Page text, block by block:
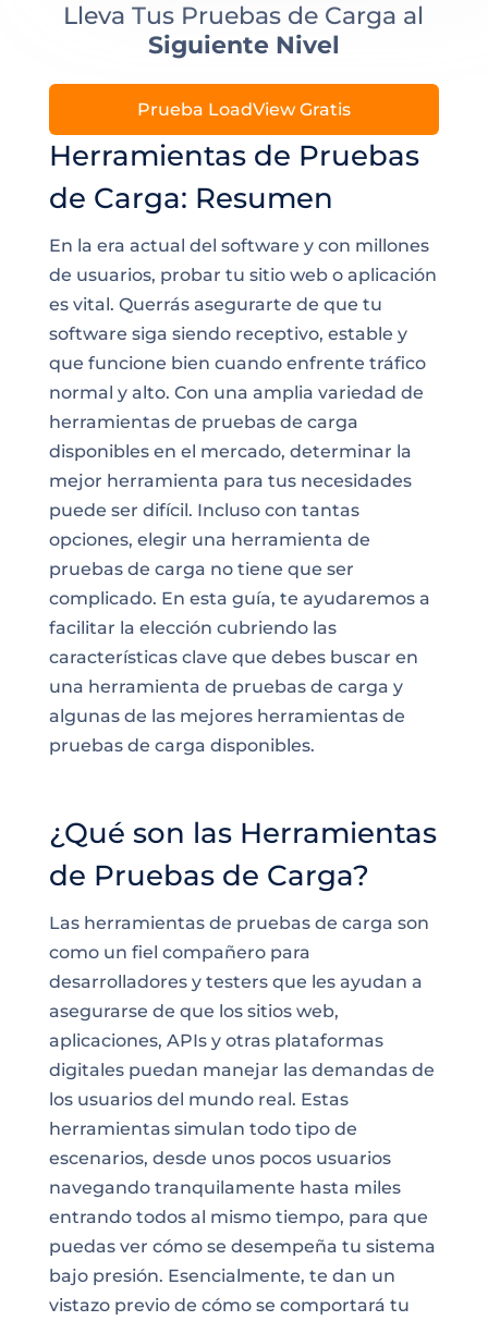
Herramientas de Pruebas
de Carga: Resumen
En la era actual del software y con millones
de usuarios, probar tu sitio web o aplicación
es vital. Querrás asegurarte de que tu
software siga siendo receptivo, estable y
que funcione bien cuando enfrente tráfico
normal y alto. Con una amplia variedad de
herramientas de pruebas de carga
disponibles en el mercado, determinar la
mejor herramienta para tus necesidades
puede ser difícil. Incluso con tantas
opciones, elegir una herramienta de
pruebas de carga no tiene que ser
complicado. En esta guía, te ayudaremos a
facilitar la elección cubriendo las
características clave que debes buscar en
una herramienta de pruebas de carga y
algunas de las mejores herramientas de
pruebas de carga disponibles.
¿Qué son las Herramientas
de Pruebas de Carga?
Las herramientas de pruebas de carga son
como un fiel compañero para
desarrolladores y testers que les ayudan a
asegurarse de que los sitios web,
aplicaciones, APIs y otras plataformas
digitales puedan manejar las demandas de
los usuarios del mundo real. Estas
herramientas simulan todo tipo de
escenarios, desde unos pocos usuarios
navegando tranquilamente hasta miles
entrando todos al mismo tiempo, para que
puedas ver cómo se desempeña tu sistema
bajo presión. Esencialmente, te dan un
vistazo previo de cómo se comportará tu
Lleva Tus Pruebas de Carga al
Siguiente Nivel
Prueba LoadView Gratis